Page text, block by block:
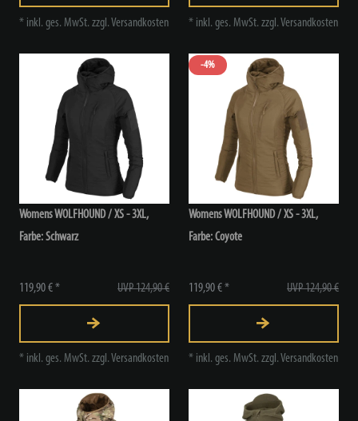
* inkl. ges. MwSt. zzgl.Versandkosten * inkl. ges. MwSt. zzgl.Versandkosten
Womens WOLFHOUND / XS - 3XL,
Farbe: Schwarz
UVP 124,90 €
119,90 € *
* inkl. ges. MwSt. zzgl.Versandkosten
-4%
Womens WOLFHOUND / XS - 3XL,
Farbe: Coyote
UVP 124,90 €
119,90 € *
* inkl. ges. MwSt. zzgl.Versandkosten